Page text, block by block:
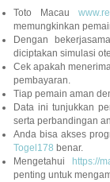
Toto Macau
memungkinkan
Dengan
diciptakan simulasi
Cek apakah
pembayaran.
Tiap pemain aman
Data ini tunjukkan
serta perbandingan
Anda bisa akses
Togel178 benar.
Mengetahui
https://
penting untuk